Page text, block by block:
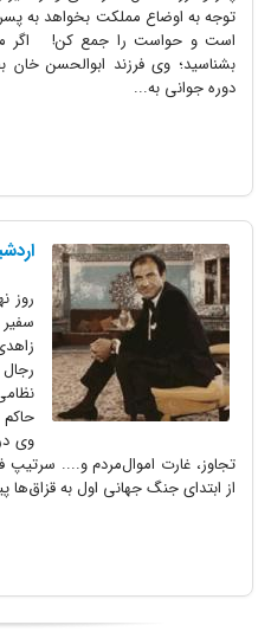
توجه به اوضاع مملکت بخواهد به
است و حواست را جمع کن! اگر
بشناسید؛‌ وی فرزند ابوالحسن خان
دوره جوانی به...
سفیر
رجال
حاکم
وی
تجاوز، غارت اموال‌مردم و.... سرتیپ
از ابتدای جنگ جهانی اول به قزاق‌ها پیوست و در